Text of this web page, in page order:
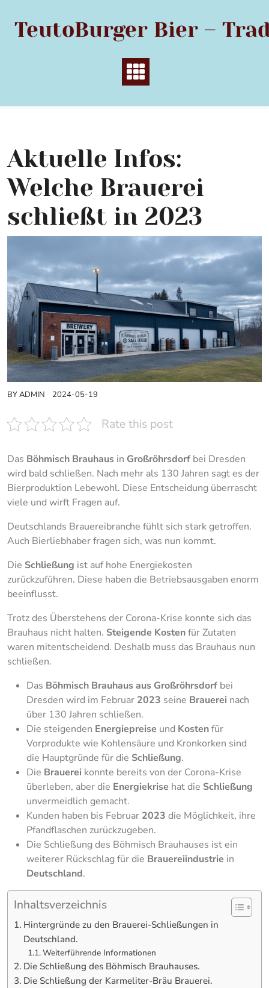
content
TeutoBurger Bier –
Aktuelle Infos:
Welche Brauerei
schließt in 2023
BYADMIN 2024-05-19
Rate this post
Das Böhmisch Brauhaus in Großröhrsdorf bei Dresden
wird bald schließen. Nach mehr als 130 Jahren sagt es der
Bierproduktion Lebewohl. Diese Entscheidung überrascht
viele und wirft Fragen auf.
Deutschlands Brauereibranche fühlt sich stark getroffen.
Auch Bierliebhaber fragen sich, was nun kommt.
Die Schließung ist auf hohe Energiekosten
zurückzuführen. Diese haben die Betriebsausgaben enorm
beeinflusst.
Trotz des Überstehens der Corona-Krise konnte sich das
Brauhaus nicht halten. Steigende Kostenfür Zutaten
waren mitentscheidend. Deshalb muss das Brauhaus nun
schließen.
Das Böhmisch Brauhausaus Großröhrsdorf bei
Dresden wird im Februar 2023 seine Brauerei nach
über 130 Jahren schließen.
Die steigenden Energiepreise und Kostenfür
Vorprodukte wie Kohlensäure und Kronkorken sind
die Hauptgründe für die Schließung.
Die Brauerei konnte bereits von der Corona-Krise
überleben, aber die Energiekrise hat die Schließung
unvermeidlich gemacht.
Kunden haben bis Februar 2023 die Möglichkeit, ihre
Pfandflaschen zurückzugeben.
Die Schließung des Böhmisch Brauhauses ist ein
weiterer Rückschlag für die Brauereiindustrie in
Deutschland.
Inhaltsverzeichnis
Hintergründe zu den Brauerei-Schließungen in
Deutschland.
Weiterführende Informationen
Die Schließung des Böhmisch Brauhauses.
Die Schließung der Karmeliter-Bräu Brauerei.